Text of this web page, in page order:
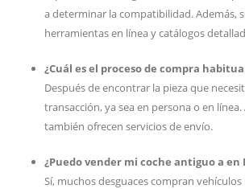
a determinar la compatibilidad. Además,
herramientas en línea y catálogos
¿Cuál es el proceso de compra
Después de encontrar la pieza que
transacción, ya sea en persona o en
también ofrecen servicios de envío.
¿Puedo vender mi coche antiguo a en
Sí, muchos desguaces compran